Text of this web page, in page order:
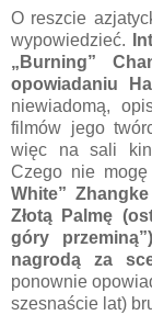
O reszcie
wypowiedzieć.
„Burning”
opowiadaniu
niewiadomą,
filmów jego
więc na sali
Czego nie
White”
Złotą Palmę
góry
nagrodą za
ponownie
szesnaście lat)